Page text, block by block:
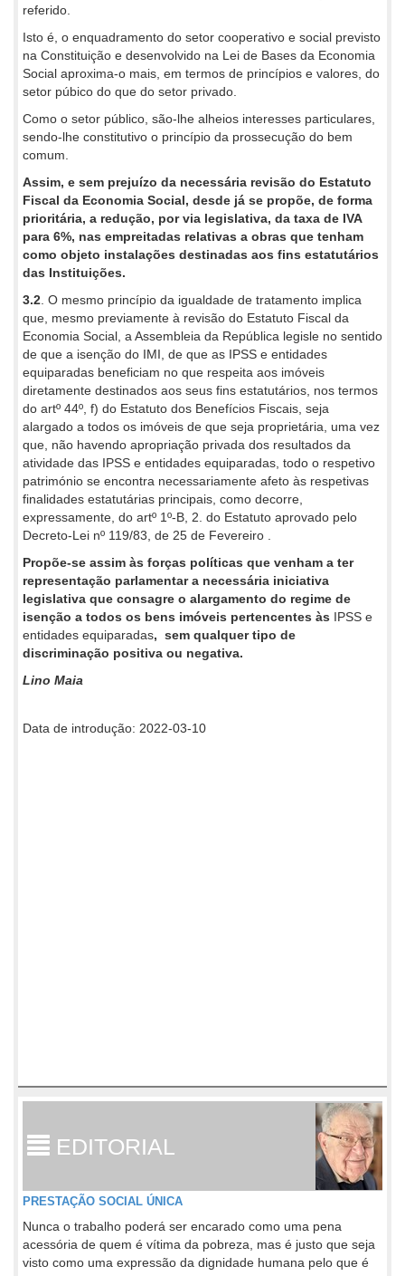
referido.
Isto é, o enquadramento do setor cooperativo e social previsto
na Constituição e desenvolvido na Lei de Bases da Economia
Social aproxima-o mais, em termos de princípios e valores, do
setor púbico do que do setor privado.
Como o setor público, são-lhe alheios interesses particulares,
sendo-lhe constitutivo o princípio da prossecução do bem
comum.
Assim, e sem prejuízo da necessária revisão do Estatuto
Fiscal da Economia Social, desde já se propõe, de forma
prioritária, a redução, por via legislativa, da taxa de IVA
para 6%, nas empreitadas relativas a obras que tenham
como objeto instalações destinadas aos fins estatutários
das Instituições.
3.2 . O mesmo princípio da igualdade de tratamento implica
que, mesmo previamente à revisão do Estatuto Fiscal da
Economia Social, a Assembleia da República legisle no sentido
de que a isenção do IMI, de que as IPSS e entidades
equiparadas beneficiam no que respeita aos imóveis
diretamente destinados aos seus fins estatutários, nos termos
do artº 44º, f) do Estatuto dos Benefícios Fiscais, seja
alargado a todos os imóveis de que seja proprietária, uma vez
que, não havendo apropriação privada dos resultados da
atividade das IPSS e entidades equiparadas, todo o respetivo
património se encontra necessariamente afeto às respetivas
finalidades estatutárias principais, como decorre,
expressamente, do artº 1º-B, 2. do Estatuto aprovado pelo
Decreto-Lei nº 119/83, de 25 de Fevereiro .
Propõe-se assim às forças políticas que venham a ter
representação parlamentar a necessária iniciativa
legislativa que consagre o alargamento do regime de
isenção a todos os bens imóveis pertencentes às IPSS e
entidades equiparadas, sem qualquer tipo de
discriminação positiva ou negativa.
Lino Maia
Data de introdução: 2022-03-10
EDITORIAL
PRESTAÇÃO SOCIAL ÚNICA
Nunca o trabalho poderá ser encarado como uma pena
acessória de quem é vítima da pobreza, mas é justo que seja
visto como uma expressão da dignidade humana pelo que é